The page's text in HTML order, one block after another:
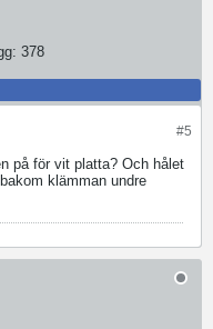
378
#5
på för vit platta? Och hålet
klämman undre